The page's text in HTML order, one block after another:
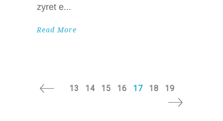
zyret e
Read More
13 14 15 16 17 18 19